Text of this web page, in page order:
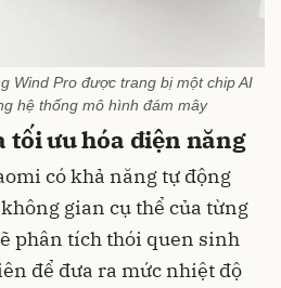
Wind Pro được trang bị một chip AI
hệ thống mô hình đám mây
tối ưu hóa điện năng
có khả năng tự động
gian cụ thể của từng
phân tích thói quen sinh
để đưa ra mức nhiệt độ